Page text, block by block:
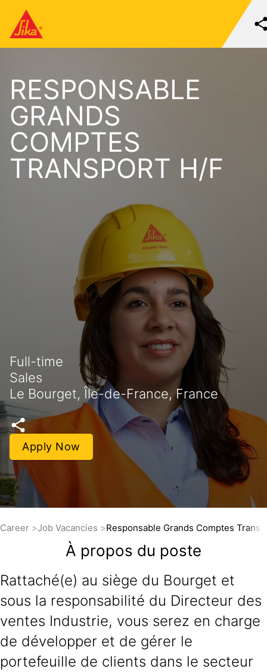
RESPONSABLE
GRANDS
COMPTES
TRANSPORT H/F
Full-time
Sales
Le Bourget, Île-de-France, France
Apply Now
Career Job Vacancies Responsable Grands Comptes
À propos du poste
Rattaché(e) au siège du Bourget et
sous la responsabilité du Directeur des
ventes Industrie, vous serez en charge
de développer et de gérer le
portefeuille de clients dans le secteur